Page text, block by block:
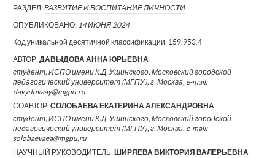
РАЗДЕЛ:РАЗВИТИЕ И ВОСПИТАНИЕ ЛИЧНОСТИ
ОПУБЛИКОВАНО: 14 ИЮНЯ 2024
Код уникальной десятичной классификации: 159.953.4
АВТОР:ДАВЫДОВА АННА ЮРЬЕВНА
студент, ИСПО имени К.Д. Ушинского, Московский городской
педагогический университет (МГПУ), г. Москва, e-mail:
davydovaay@mgpu.ru
СОАВТОР:СОЛОБАЕВА ЕКАТЕРИНА АЛЕКСАНДРОВНА
студент, ИСПО имени К.Д. Ушинского, Московский городской
педагогический университет (МГПУ), г. Москва, e-mail:
solobaevaea@mgpu.ru
НАУЧНЫЙ РУКОВОДИТЕЛЬ:ШИРЯЕВА ВИКТОРИЯ ВАЛЕРЬЕВНА